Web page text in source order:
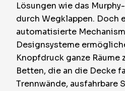
Lösungen wie das
durch Wegklappen. Doch
automatisierte
Designsysteme
Knopfdruck ganze Räume
Betten, die an die Decke
Trennwände, ausfahrbare